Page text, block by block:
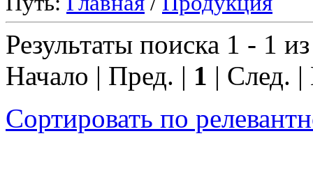
Результаты поиска 1 - 1
Начало | Пред. | 1 | След.
Сортировать по